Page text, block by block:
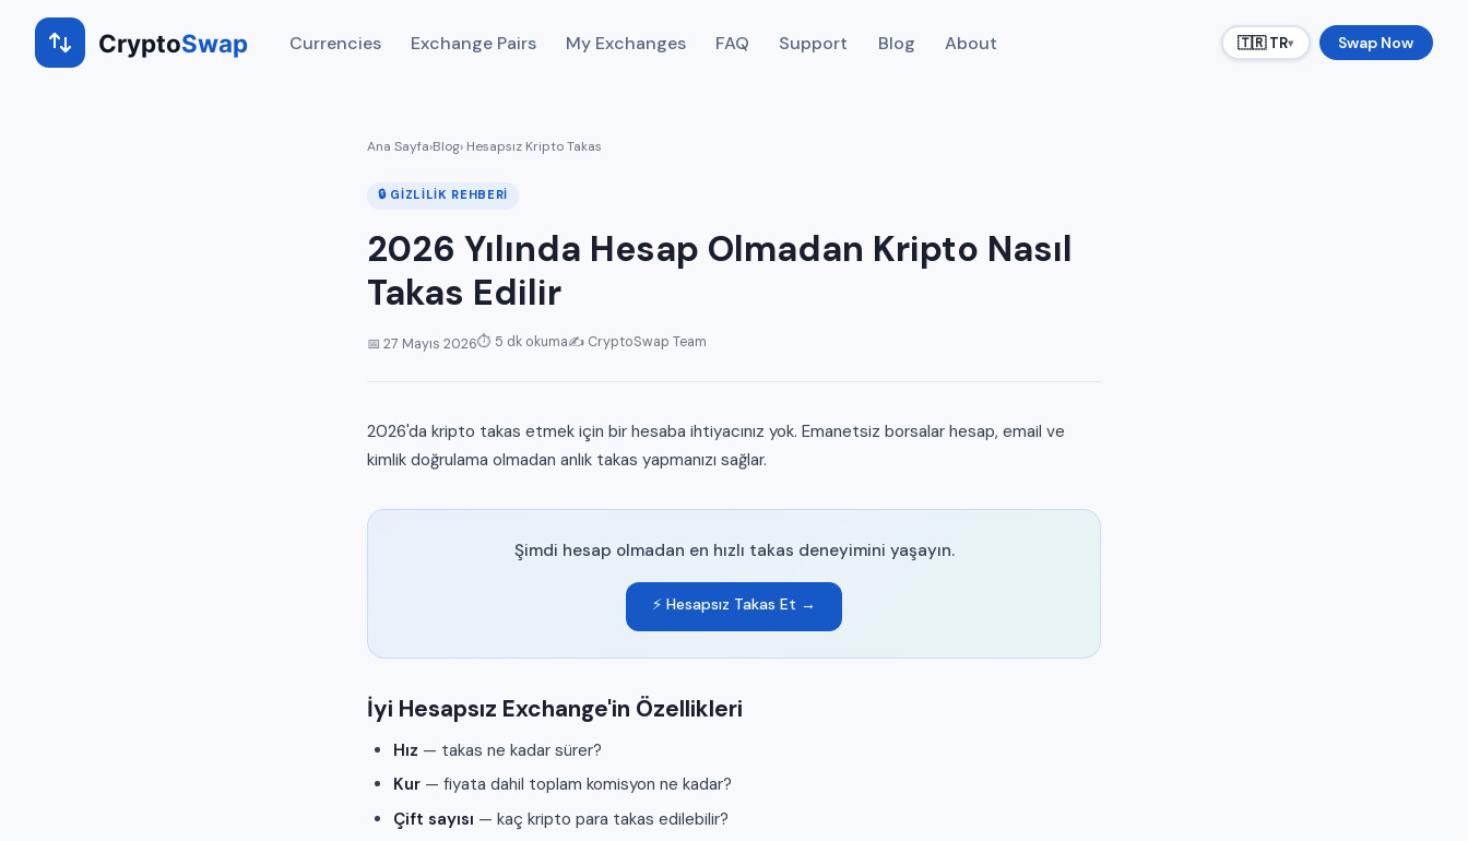
CryptoSwap Currencies Exchange Pairs My Exchanges FAQ Support Blog About 🇹🇷 TR▾ Swap Now
Ana Sayfa›Blog› Hesapsız Kripto Takas
🔒 GIZLILIK REHBERI
2026 Yılında Hesap Olmadan Kripto Nasıl
Takas Edilir
📅 27 Mayıs 2026⏱ 5 dk okuma✍️ CryptoSwap Team
2026'da kripto takas etmek için bir hesaba ihtiyacınız yok. Emanetsiz borsalar hesap, email ve
kimlik doğrulama olmadan anlık takas yapmanızı sağlar.
Şimdi hesap olmadan en hızlı takas deneyimini yaşayın.
⚡ Hesapsız Takas Et →
İyi Hesapsız Exchange'in Özellikleri
Hız — takas ne kadar sürer?
Kur — fiyata dahil toplam komisyon ne kadar?
Çift sayısı — kaç kripto para takas edilebilir?